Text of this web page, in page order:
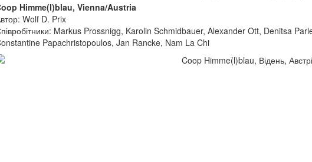
Himme(l)blau, Vienna/Austria
Wolf D. Prix
Markus Prossnigg, Karolin Schmidbauer, Alexander Ott, Denitsa
Papachristopoulos, Jan Rancke, Nam La Chi